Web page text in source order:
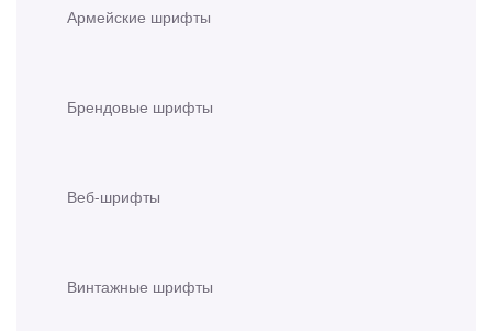
Армейские шрифты
Брендовые шрифты
Веб-шрифты
Винтажные шрифты